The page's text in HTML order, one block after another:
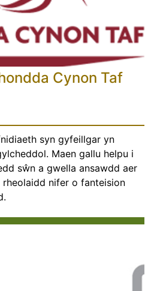
Cynon Taf
syn gyfeillgar yn
Maen gallu helpu i
sŵn a gwella ansawdd aer
nifer o fanteision